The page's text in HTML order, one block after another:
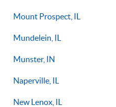
Mount Prospect, IL
Mundelein, IL
Munster, IN
Naperville, IL
New Lenox, IL